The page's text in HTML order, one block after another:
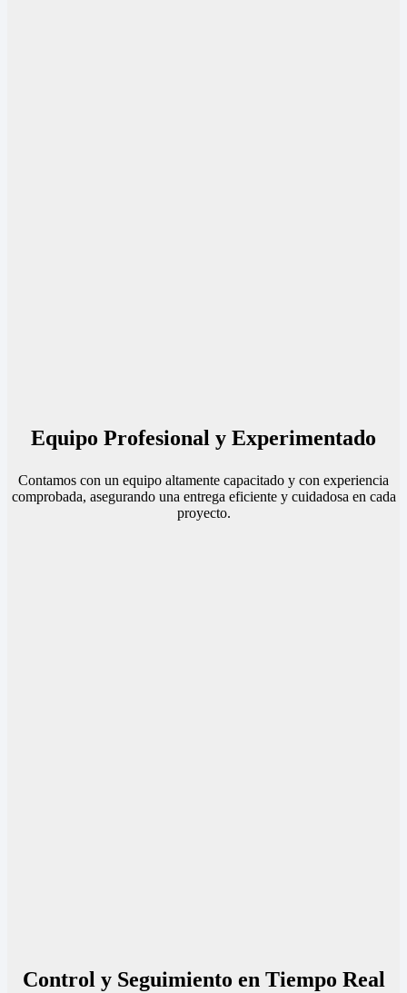
Equipo Profesional y Experimentado
Contamos con un equipo altamente capacitado y con experiencia
comprobada, asegurando una entrega eficiente y cuidadosa en cada
proyecto.
Control y Seguimiento en Tiempo Real